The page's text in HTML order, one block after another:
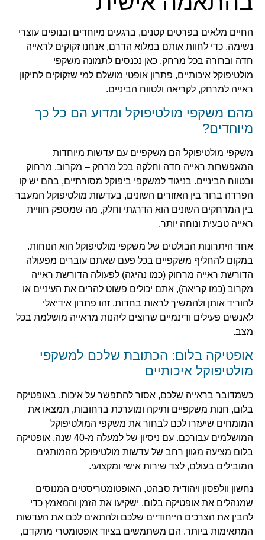
החיים מלאים בפרטים קטנים, ברגעים מיוחדים ובנופים עוצרי
נשימה. כדי לחוות אותם במלוא הדרם, אנחנו זקוקים לראייה
חדה וברורה בכל מרחק. כאן נכנסים לתמונה משקפי
מולטיפוקל איכותיים, פתרון אופטי מושלם למי שזקוקים לתיקון
ראייה למרחק, לקריאה ולטווח הביניים.
מהם משקפי מולטיפוקל ומדוע הם כל כך
מיוחדים?
משקפי מולטיפוקל הם משקפיים עם עדשות מיוחדות
המאפשרות ראייה חדה וחלקה בכל מרחק – מקרוב, מרחוק
ובטווח הביניים. בניגוד למשקפי ביפוקל מסורתיים, בהם יש קו
הפרדה ברור בין האזורים השונים, בעדשות מולטיפוקל המעבר
בין המרחקים השונים הוא הדרגתי וחלק, מה שמספק חוויית
ראייה טבעית ונוחה יותר.
אחד היתרונות הבולטים של משקפי מולטיפוקל הוא הנוחות.
במקום להחליף משקפיים בכל פעם שאתם עוברים מפעולה
הדורשת ראייה מרחוק (כמו נהיגה) לפעולה הדורשת ראייה
מקרוב (כמו קריאה), אתם יכולים פשוט להרים את העיניים או
להוריד אותן ולהמשיך לראות בחדות. זהו פתרון אידיאלי
לאנשים פעילים ודינמיים שרוצים ליהנות מראייה מושלמת בכל
מצב.
אופטיקה בלום: הכתובת שלכם למשקפי
מולטיפוקל איכותיים
כשמדובר בראייה שלכם, אסור להתפשר על איכות. באופטיקה
בלום, חנות משקפיים ותיקה ומוערכת ברחובות, תמצאו את
המומחים שיעזרו לכם לבחור את משקפי המולטיפוקל
המושלמים עבורכם. עם ניסיון של למעלה מ-40 שנה, אופטיקה
בלום מציעה מגוון רחב של עדשות מולטיפוקל מהמותגים
המובילים בעולם, לצד שירות אישי ומקצועי.
נחשון וולפסון ויהודית סבהט, האופטומטריסטים המנוסים
שמנהלים את אופטיקה בלום, ישקיעו את הזמן והמאמץ כדי
להבין את הצרכים הייחודיים שלכם ולהתאים לכם את העדשות
המתאימות ביותר. הם משתמשים בציוד אופטומטרי מתקדם,